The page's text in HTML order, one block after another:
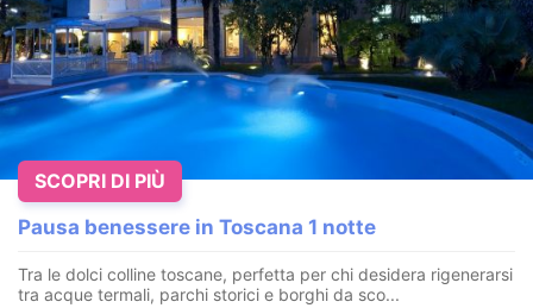
Pausa benessere in Toscana 1 notte
Tra le dolci colline toscane, perfetta per chi desidera rigenerarsi
tra acque termali, parchi storici e borghi da sco...
SCOPRI DI PIÙ